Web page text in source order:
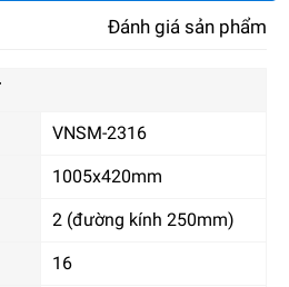
Đánh giá sản phẩm
VNSM-2316
1005x420mm
2 (đường kính 250mm)
16